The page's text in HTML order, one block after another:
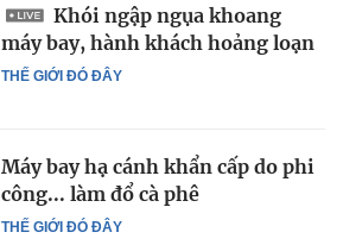
THẾ GIỚI ĐÓ ĐÂY
Khói ngập ngụa khoang
máy bay, hành khách hoảng loạn
THẾ GIỚI ĐÓ ĐÂY
Máy bay hạ cánh khẩn cấp do phi
công... làm đổ cà phê